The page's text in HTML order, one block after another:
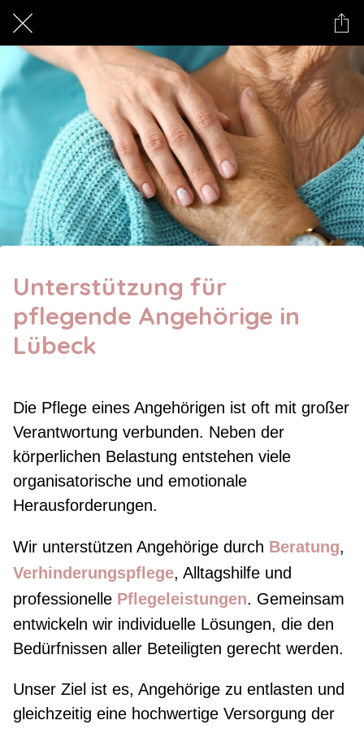
Unterstützung für
pflegende Angehörige in
Lübeck
Die Pflege eines Angehörigen ist oft mit großer
Verantwortung verbunden. Neben der
körperlichen Belastung entstehen viele
organisatorische und emotionale
Herausforderungen.
Wir unterstützen Angehörige durch Beratung,
Verhinderungspflege, Alltagshilfe und
professionelle Pflegeleistungen. Gemeinsam
entwickeln wir individuelle Lösungen, die den
Bedürfnissen aller Beteiligten gerecht werden.
Unser Ziel ist es, Angehörige zu entlasten und
gleichzeitig eine hochwertige Versorgung der